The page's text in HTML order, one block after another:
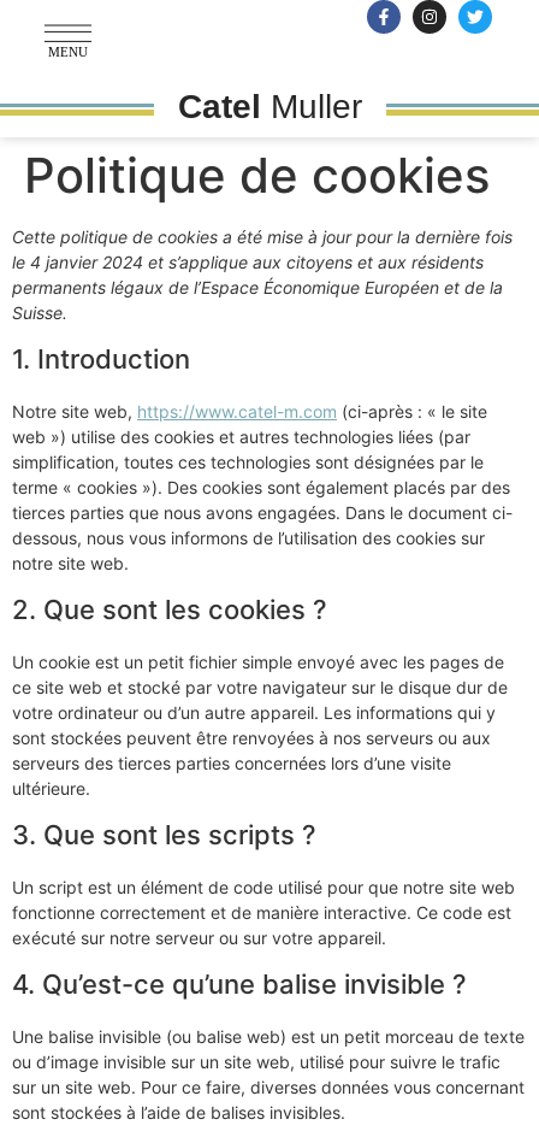
MENU
Catel Muller
Politique de cookies
Cette politique de cookies a été mise à jour pour la dernière fois
le 4 janvier 2024 et s’applique aux citoyens et aux résidents
permanents légaux de l’Espace Économique Européen et de la
Suisse.
1. Introduction
Notre site web, https://www.catel-m.com (ci-après : « le site
web ») utilise des cookies et autres technologies liées (par
simplification, toutes ces technologies sont désignées par le
terme « cookies »). Des cookies sont également placés par des
tierces parties que nous avons engagées. Dans le document ci-
dessous, nous vous informons de l’utilisation des cookies sur
notre site web.
2. Que sont les cookies ?
Un cookie est un petit fichier simple envoyé avec les pages de
ce site web et stocké par votre navigateur sur le disque dur de
votre ordinateur ou d’un autre appareil. Les informations qui y
sont stockées peuvent être renvoyées à nos serveurs ou aux
serveurs des tierces parties concernées lors d’une visite
ultérieure.
3. Que sont les scripts ?
Un script est un élément de code utilisé pour que notre site web
fonctionne correctement et de manière interactive. Ce code est
exécuté sur notre serveur ou sur votre appareil.
4. Qu’est-ce qu’une balise invisible ?
Une balise invisible (ou balise web) est un petit morceau de texte
ou d’image invisible sur un site web, utilisé pour suivre le trafic
sur un site web. Pour ce faire, diverses données vous concernant
sont stockées à l’aide de balises invisibles.